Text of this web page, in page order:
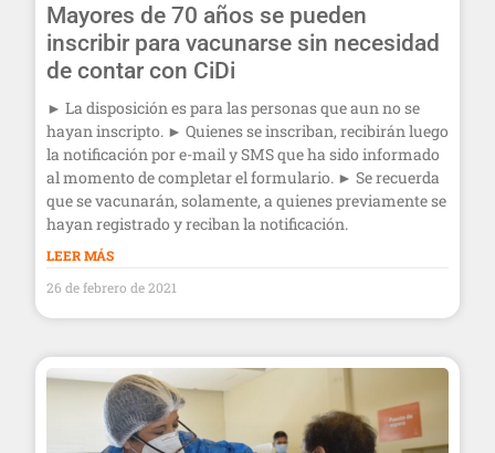
Mayores de 70 años se pueden
inscribir para vacunarse sin necesidad
de contar con CiDi
► La disposición es para las personas que aun no se
hayan inscripto. ► Quienes se inscriban, recibirán luego
la notificación por e-mail y SMS que ha sido informado
al momento de completar el formulario. ► Se recuerda
que se vacunarán, solamente, a quienes previamente se
hayan registrado y reciban la notificación.
LEER MÁS
26 de febrero de 2021